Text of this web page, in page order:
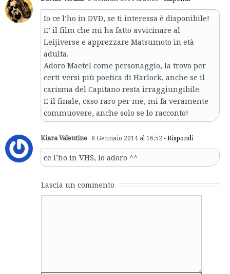
Io ce l’ho in DVD, se ti interessa è disponibile!
E’ il film che mi ha fatto avvicinare al
Leijiverse e apprezzare Matsumoto in età
adulta.
Adoro Maetel come personaggio, la trovo per
certi versi più poetica di Harlock, anche se il
carisma del Capitano resta irraggiungibile.
E il finale, caso raro per me, mi fa veramente
commuovere, anche solo se lo racconto!
Kiara Valentine 8 Gennaio 2014 al 16:52 - Rispondi
ce l’ho in VHS, lo adoro ^^
Lascia un commento